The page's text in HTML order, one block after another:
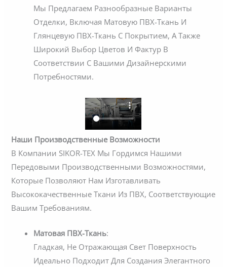
Мы Предлагаем Разнообразные Варианты
Отделки, Включая Матовую ПВХ-Ткань И
Глянцевую ПВХ-Ткань С Покрытием, А Также
Широкий Выбор Цветов И Фактур В
Соответствии С Вашими Дизайнерскими
Потребностями.
Наши Производственные Возможности
В Компании SIKOR-TEX Мы Гордимся Нашими
Передовыми Производственными Возможностями,
Которые Позволяют Нам Изготавливать
Высококачественные Ткани Из ПВХ, Соответствующие
Вашим Требованиям.
Матовая ПВХ-Ткань:
Гладкая, Не Отражающая Свет Поверхность
Идеально Подходит Для Создания Элегантного